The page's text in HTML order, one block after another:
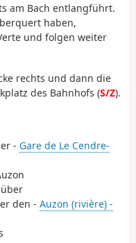
am Bach entlangführt.
haben,
und folgen weiter
rechts und dann die
des Bahnhofs (S/Z).
- Gare de Le Cendre-
den - Auzon (rivière) -